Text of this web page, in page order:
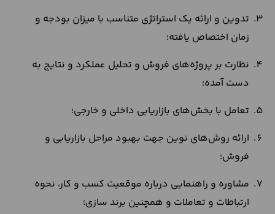
تدوین و ارائه یک استراتژی متناسب با میزان بودجه و
زمان اختصاص یافته؛
نظارت بر پروژه‌های فروش و تحلیل عملکرد و نتایج به
دست آمده؛
تعامل با بخش‌های بازاریابی داخلی و خارجی؛
ارائه روش‌های نوین جهت بهبود مراحل بازاریابی و
فروش؛
مشاوره و راهنمایی درباره موقعیت کسب و کار، نحوه
ارتباطات و تعاملات و همچنین برند سازی؛